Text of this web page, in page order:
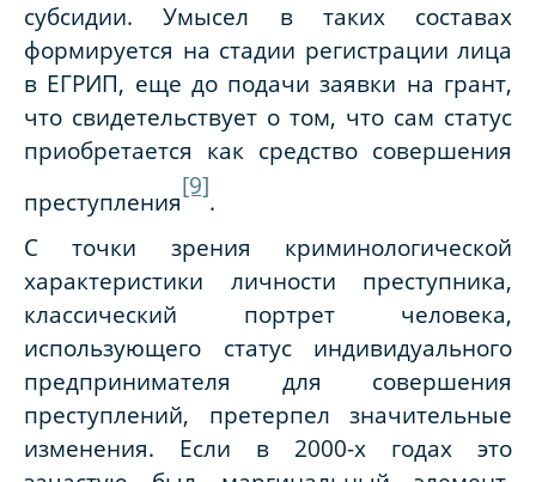
субсидии. Умысел в таких составах
формируется на стадии регистрации лица
в ЕГРИП, еще до подачи заявки на грант,
что свидетельствует о том, что сам статус
приобретается как средство совершения
преступления
[9]
.
С точки зрения криминологической
характеристики личности преступника,
классический портрет человека,
использующего статус индивидуального
предпринимателя для совершения
преступлений, претерпел значительные
изменения. Если в 2000-х годах это